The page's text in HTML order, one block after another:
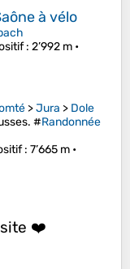
à vélo
: 2’992 m •
>Jura > Dole
#Randonnée
: 7’665 m •
site ❤️